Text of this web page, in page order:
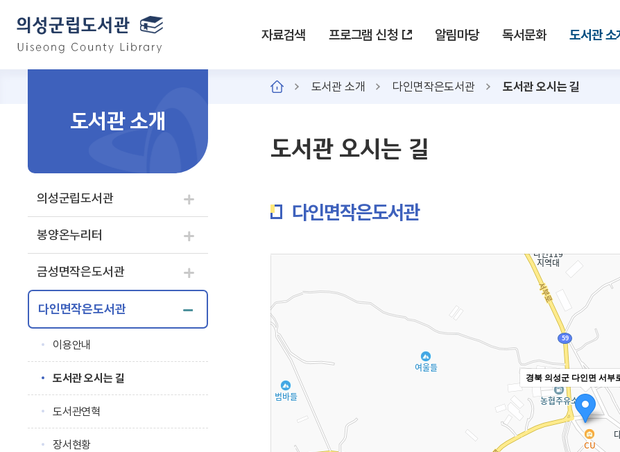
자료검색 프로그램 신청 알림마당 독서문화 도서관 소
도서관 소개
의성군립도서관
봉양온누리터
금성면작은도서관
다인면작은도서관
이용안내
도서관 오시는 길
도서관연혁
장서현황
도서관 소개 다인면작은도서관 도서관 오시는 길
도서관 오시는 길
다인면작은도서관
경북 의성군 다인면 서부